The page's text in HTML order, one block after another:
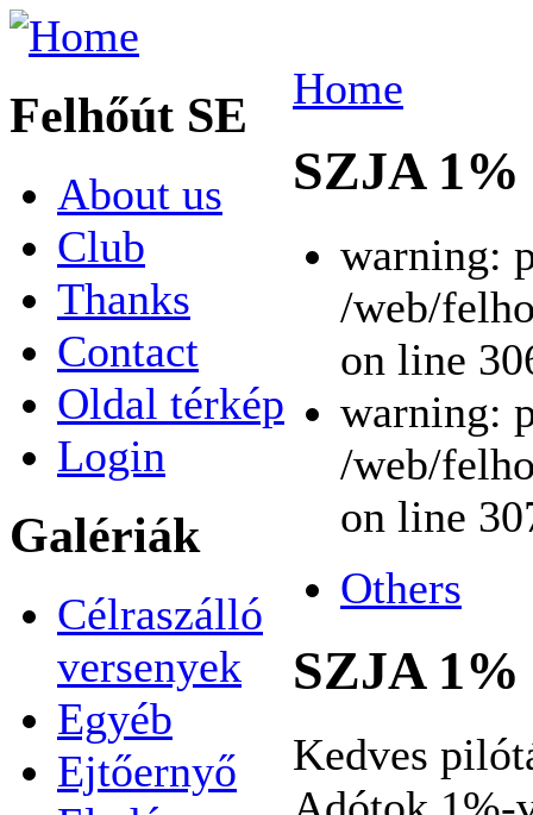
Felhőút SE
About us
Club
Thanks
Contact
Oldal térkép
Login
Galériák
Célraszálló
versenyek
Egyéb
Ejtőernyő
Home
SZJA 1%
warning:
/web/
on line
warning:
/web/
on line
Others
SZJA 1%
Kedves